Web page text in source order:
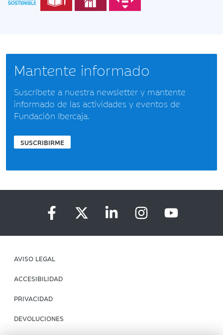
Mantente informado
Suscríbete a nuestra newsletter y mantente
informado de las actividades y eventos de
Fundación Ibercaja.
SUSCRIBIRME
AVISO LEGAL
ACCESIBILIDAD
PRIVACIDAD
DEVOLUCIONES